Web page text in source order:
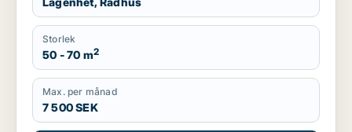
Storlek
50 - 70 m2
Max. per månad
7 500 SEK